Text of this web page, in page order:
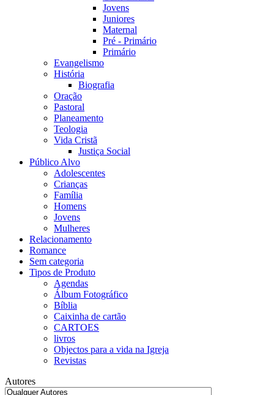
Jovens
Juniores
Maternal
Pré - Primário
Primário
Evangelismo
História
Biografia
Oração
Pastoral
Planeamento
Teologia
Vida Cristã
Justiça Social
Público Alvo
Adolescentes
Crianças
Família
Homens
Jovens
Mulheres
Relacionamento
Romance
Sem categoria
Tipos de Produto
Agendas
Álbum Fotográfico
Bíblia
Caixinha de cartão
CARTOES
livros
Objectos para a vida na Igreja
Revistas
Autores